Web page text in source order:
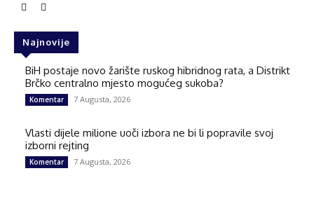
Najnovije
BiH postaje novo žarište ruskog hibridnog rata, a Distrikt
Brčko centralno mjesto mogućeg sukoba?
Komentar 7 Augusta, 2026
Vlasti dijele milione uoči izbora ne bi li popravile svoj
izborni rejting
Komentar 7 Augusta, 2026